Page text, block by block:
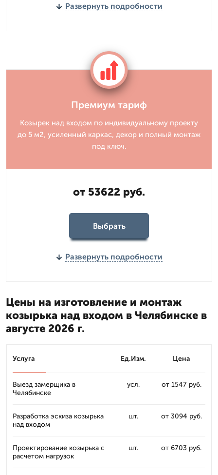
Развернуть подробности
Премиум тариф
Козырек над входом по индивидуальному проекту
до 5 м2, усиленный каркас, декор и полный монтаж
под ключ.
от 53622 руб.
Выбрать
Развернуть подробности
Цены на изготовление и монтаж
козырька над входом в Челябинске в
августе 2026 г.
Услуга Ед.Изм. Цена
Выезд замерщика в
Челябинске
усл. от 1547 руб.
Разработка эскиза козырька
над входом
шт. от 3094 руб.
Проектирование козырька с
расчетом нагрузок
шт. от 6703 руб.